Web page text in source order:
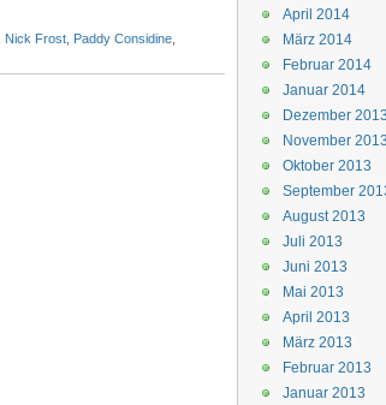
Nick Frost Paddy Considine
April 2014
März 2014
Februar 2014
Januar 2014
Dezember 2013
November 2013
Oktober 2013
September
August 2013
Juli 2013
Juni 2013
Mai 2013
April 2013
März 2013
Februar 2013
Januar 2013